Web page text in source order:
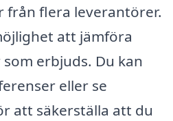
flera leverantörer.
att jämföra
erbjuds. Du kan
eller se
att säkerställa att du